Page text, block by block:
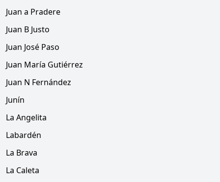
Juan a Pradere
Juan B Justo
Juan José Paso
Juan María Gutiérrez
Juan N Fernández
Junín
La Angelita
Labardén
La Brava
La Caleta